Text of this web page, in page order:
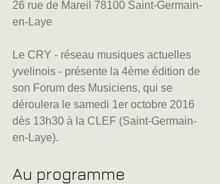
26 rue de Mareil 78100 Saint-Germain-
en-Laye
Le CRY - réseau musiques actuelles
yvelinois - présente la 4ème édition de
son Forum des Musiciens, qui se
déroulera le samedi 1er octobre 2016
dès 13h30 à la CLEF (Saint-Germain-
en-Laye).
Au programme